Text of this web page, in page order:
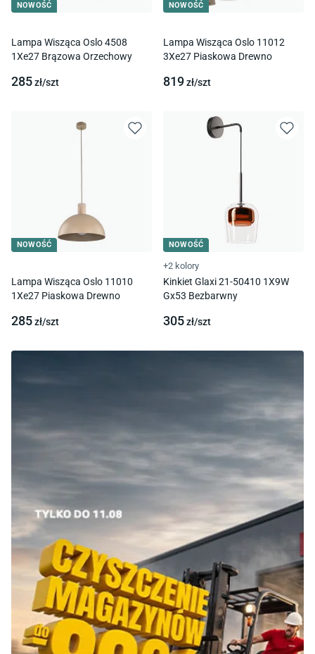
NOWOŚĆ
Lampa Wisząca Oslo 4508
1Xe27 Brązowa Orzechowy
285zł/szt
NOWOŚĆ
Lampa Wisząca Oslo 11012
3Xe27 Piaskowa Drewno
819zł/szt
NOWOŚĆ
Lampa Wisząca Oslo 11010
1Xe27 Piaskowa Drewno
285zł/szt
NOWOŚĆ
+2 kolory
Kinkiet Glaxi 21-50410 1X9W
Gx53 Bezbarwny
305zł/szt